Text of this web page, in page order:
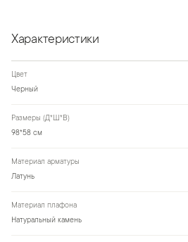
Характеристики
Цвет
Черный
Размеры (Д*Ш*В)
98*58 см
Материал арматуры
Латунь
Материал плафона
Натуральный камень